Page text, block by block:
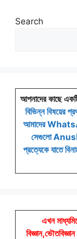
Search
আপনাদের কাছে
বিভিন্ন বিষয়ের
আমাদের
সেগুলো
প্রত্যেকে যাতে
এখন